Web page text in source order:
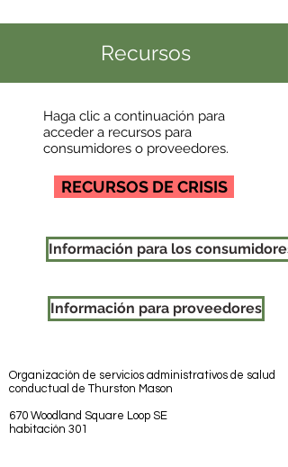
Recursos
Haga clic a continuación para
acceder a recursos para
consumidores o proveedores.
RECURSOS DE CRISIS
Información para los consumidores
Información para proveedores
Organización de servicios administrativos de salud
conductual de Thurston Mason
670 Woodland Square Loop SE
habitación 301